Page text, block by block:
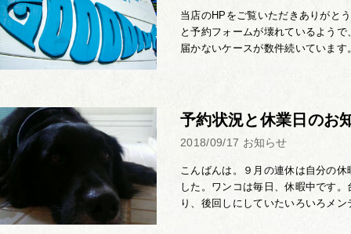
当店のHPをご覧いただきありがと
と予約フォームが壊れているよう
届かないケースが数件続いていま
予約状況と休業日のお
2018/09/17 お知らせ
こんばんは。９月の連休は自分の
した。ワンコは毎日、休暇中です
り、後回しにしていたいろいろメ